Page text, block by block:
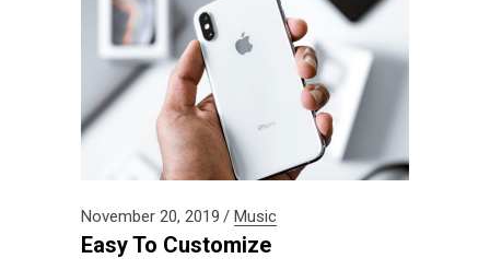
November 20, 2019 Music
Easy To Customize